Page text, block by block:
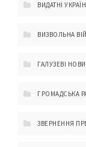
ВИДАТНІ
ВИЗВОЛЬНА
ГАЛУЗЕВІ
ГРОМАДСЬКА
ЗВЕРНЕННЯ